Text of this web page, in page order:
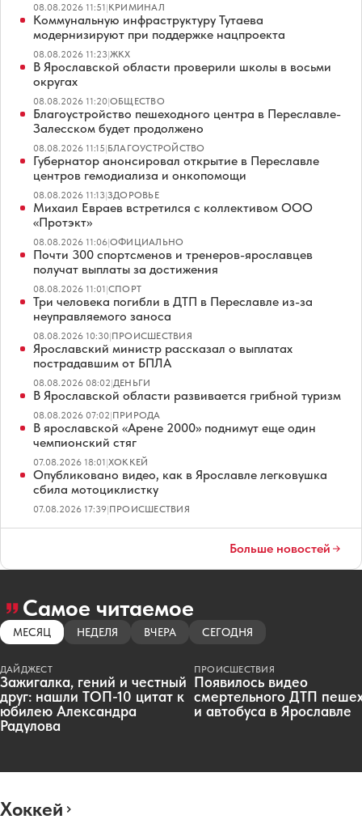
08.08.2026 11:51|КРИМИНАЛ
Коммунальную инфраструктуру Тутаева
модернизируют при поддержке нацпроекта
08.08.2026 11:23|ЖКХ
В Ярославской области проверили школы в восьми
округах
08.08.2026 11:20|ОБЩЕСТВО
Благоустройство пешеходного центра в Переславле-
Залесском будет продолжено
08.08.2026 11:15|БЛАГОУСТРОЙСТВО
Губернатор анонсировал открытие в Переславле
центров гемодиализа и онкопомощи
08.08.2026 11:13|ЗДОРОВЬЕ
Михаил Евраев встретился с коллективом ООО
«Протэкт»
08.08.2026 11:06|ОФИЦИАЛЬНО
Почти 300 спортсменов и тренеров-ярославцев
получат выплаты за достижения
08.08.2026 11:01|СПОРТ
Три человека погибли в ДТП в Переславле из-за
неуправляемого заноса
08.08.2026 10:30|ПРОИСШЕСТВИЯ
Ярославский министр рассказал о выплатах
пострадавшим от БПЛА
08.08.2026 08:02|ДЕНЬГИ
В Ярославской области развивается грибной туризм
08.08.2026 07:02|ПРИРОДА
В ярославской «Арене 2000» поднимут еще один
чемпионский стяг
07.08.2026 18:01|ХОККЕЙ
Опубликовано видео, как в Ярославле легковушка
сбила мотоциклистку
07.08.2026 17:39|ПРОИСШЕСТВИЯ
Больше новостей
Самое читаемое
МЕСЯЦ НЕДЕЛЯ ВЧЕРА СЕГОДНЯ
ДАЙДЖЕСТ
Зажигалка, гений и честный
друг: нашли ТОП-10 цитат к
юбилею Александра
Радулова
ПРОИСШЕСТВИЯ
Появилось видео
смертельного ДТП
и автобуса в Ярославле
Хоккей